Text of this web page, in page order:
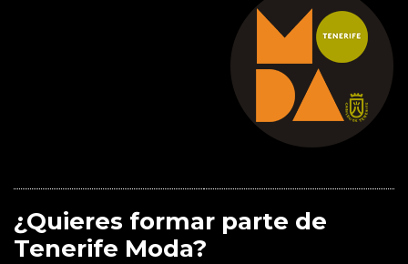
¿Quieres formar parte de
Tenerife Moda?